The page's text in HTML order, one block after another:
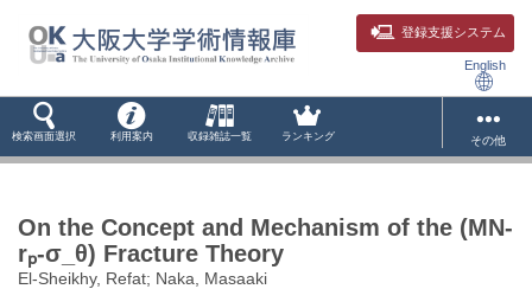
登録支援システム
English
検索画面選択 利用案内 収録雑誌一覧 ランキング その他
On the Concept and Mechanism of the (MN-
rₚ-σ_θ) Fracture Theory
El-Sheikhy, Refat; Naka, Masaaki